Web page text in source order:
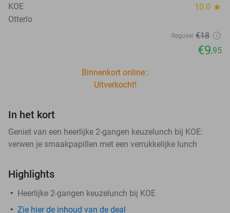
KOE 10.0 star
Otterlo
Regulier €18
€9,95
Binnenkort online::
Uitverkocht!
In het kort
Geniet van een heerlijke 2-gangen keuzelunch bij KOE:
verwen je smaakpapillen met een verrukkelijke lunch
Highlights
Heerlijke 2-gangen keuzelunch bij KOE
Zie hier de inhoud van de deal